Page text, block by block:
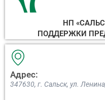
НП
ПОДДЕРЖКИ
Адрес:
347630, г. Сальск, ул.